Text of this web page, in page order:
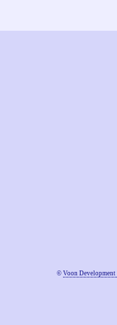
© Voon Development